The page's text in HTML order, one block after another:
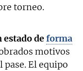
torneo.
estado deforma
motivos
El equipo